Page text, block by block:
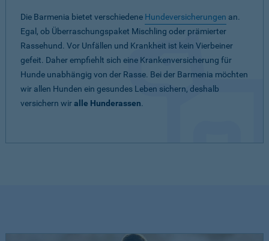
Die Barmenia bietet verschiedene Hundeversicherungen an.
Egal, ob Überraschungspaket Mischling oder prämierter
Rassehund. Vor Unfällen und Krankheit ist kein Vierbeiner
gefeit. Daher empfiehlt sich eine Krankenversicherung für
Hunde unabhängig von der Rasse. Bei der Barmenia möchten
wir allen Hunden ein gesundes Leben sichern, deshalb
versichern wiralle Hunderassen.